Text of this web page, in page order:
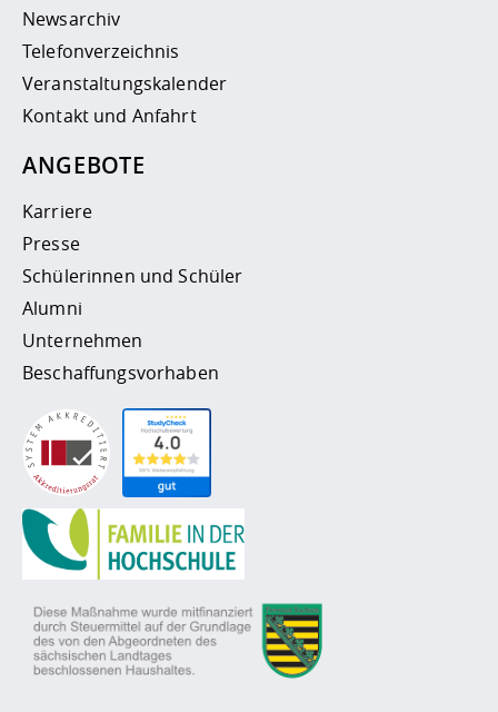
Newsarchiv
Telefonverzeichnis
Veranstaltungskalender
Kontakt und Anfahrt
ANGEBOTE
Karriere
Presse
Schülerinnen und Schüler
Alumni
Unternehmen
Beschaffungsvorhaben